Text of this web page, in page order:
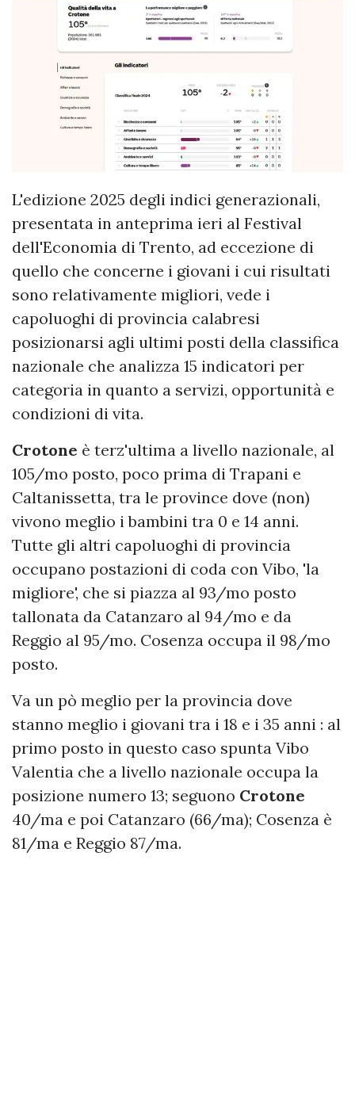
L'edizione 2025 degli indici generazionali,
presentata in anteprima ieri al Festival
dell'Economia di Trento, ad eccezione di
quello che concerne i giovani i cui risultati
sono relativamente migliori, vede i
capoluoghi di provincia calabresi
posizionarsi agli ultimi posti della classifica
nazionale che analizza 15 indicatori per
categoria in quanto a servizi, opportunità e
condizioni di vita.
Crotone è terz'ultima a livello nazionale, al
105/mo posto, poco prima di Trapani e
Caltanissetta, tra le province dove (non)
vivono meglio i bambini tra 0 e 14 anni.
Tutte gli altri capoluoghi di provincia
occupano postazioni di coda con Vibo, 'la
migliore', che si piazza al 93/mo posto
tallonata da Catanzaro al 94/mo e da
Reggio al 95/mo. Cosenza occupa il 98/mo
posto.
Va un pò meglio per la provincia dove
stanno meglio i giovani tra i 18 e i 35 anni : al
primo posto in questo caso spunta Vibo
Valentia che a livello nazionale occupa la
posizione numero 13; seguono Crotone
40/ma e poi Catanzaro (66/ma); Cosenza è
81/ma e Reggio 87/ma.